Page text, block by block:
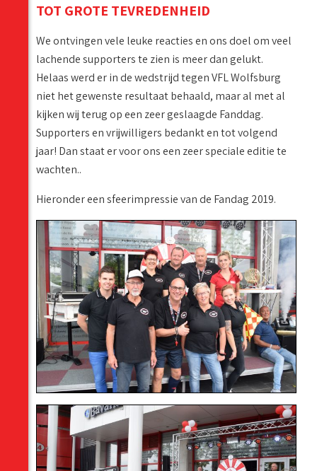
TOT GROTE TEVREDENHEID
We ontvingen vele leuke reacties en ons doel om veel
lachende supporters te zien is meer dan gelukt.
Helaas werd er in de wedstrijd tegen VFL Wolfsburg
niet het gewenste resultaat behaald, maar al met al
kijken wij terug op een zeer geslaagde Fanddag.
Supporters en vrijwilligers bedankt en tot volgend
jaar! Dan staat er voor ons een zeer speciale editie te
wachten..
Hieronder een sfeerimpressie van de Fandag 2019.